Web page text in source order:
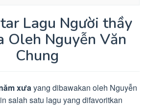
Lagu Người thầy
Oleh Nguyễn Văn
Chung
xưayang dibawakan oleh Nguyễn
salah satu lagu yang difavoritkan